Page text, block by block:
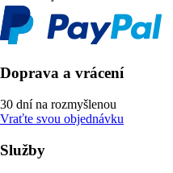
Doprava a vrácení
30 dní na rozmyšlenou
Vraťte svou objednávku
Služby